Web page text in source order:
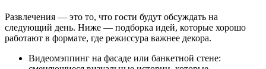
Развлечения — это то, что гости будут обсуждать на
следующий день. Ниже — подборка идей, которые хорошо
работают в формате, где режиссура важнее декора.
Видеомэппинг на фасаде или банкетной стене: